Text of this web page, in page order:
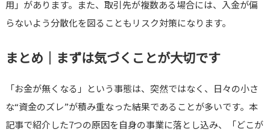
用」があります。また、取引先が複数ある場合には、入金が偏
らないよう分散化を図ることもリスク対策になります。
まとめ｜まずは気づくことが大切です
「お金が無くなる」という事態は、突然ではなく、日々の小さ
な“資金のズレ”が積み重なった結果であることが多いです。本
記事で紹介した7つの原因を自身の事業に落とし込み、「どこが